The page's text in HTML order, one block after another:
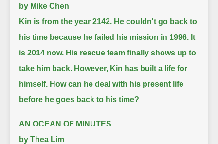
by Mike Chen
Kin is from the year 2142. He couldn't go back to
his time because he failed his mission in 1996. It
is 2014 now. His rescue team finally shows up to
take him back. However, Kin has built a life for
himself. How can he deal with his present life
before he goes back to his time?
AN OCEAN OF MINUTES
by Thea Lim